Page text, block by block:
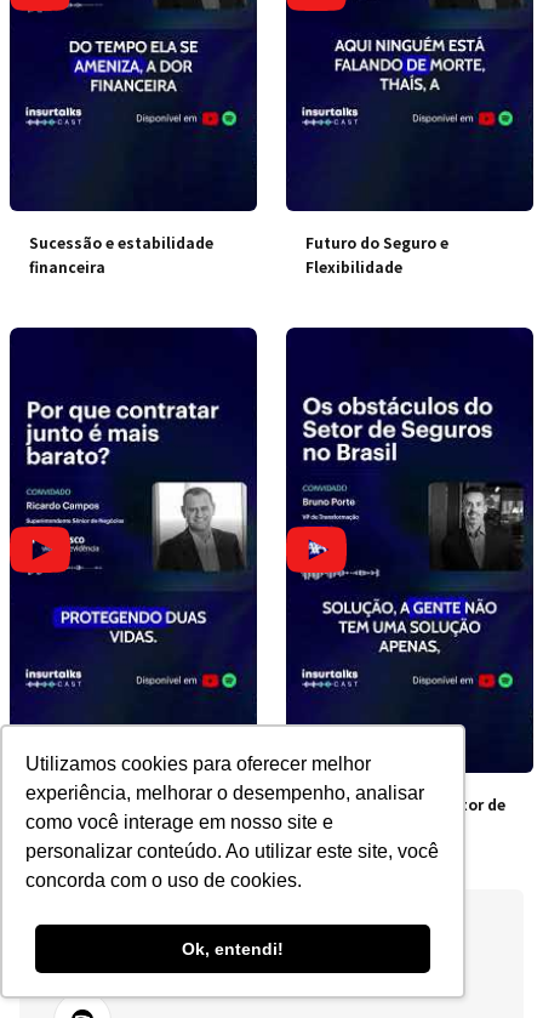
Utilizamos cookies para oferecer melhor
experiência, melhorar o desempenho, analisar
como você interage em nosso site e
personalizar conteúdo. Ao utilizar este site, você
concorda com o uso de cookies.
Ok, entendi!
Sucessão e estabilidade
financeira
Futuro do Seguro e
Flexibilidade
Por que contratar junto é
mais barato?
Os obstáculos do Setor de
Seguros no Brasil